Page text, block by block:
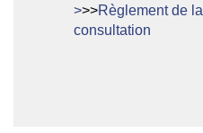
>>>Règlement de la
consultation